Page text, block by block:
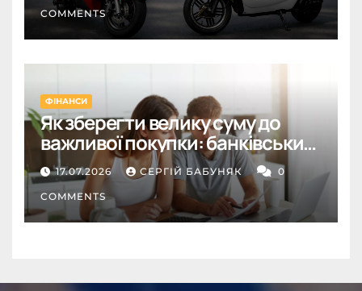
COMMENTS
ФІНАНСИ
Як зберегти велику суму до
важливої покупки: банківський
депозит як інструмент
дисципліни
17.07.2026 СЕРГІЙ БАБУНЯК 0
COMMENTS